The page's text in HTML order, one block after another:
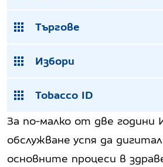
Търгове
Избори
Tobacco ID
За по-малко от две години
обслужване успя да
основните процеси в